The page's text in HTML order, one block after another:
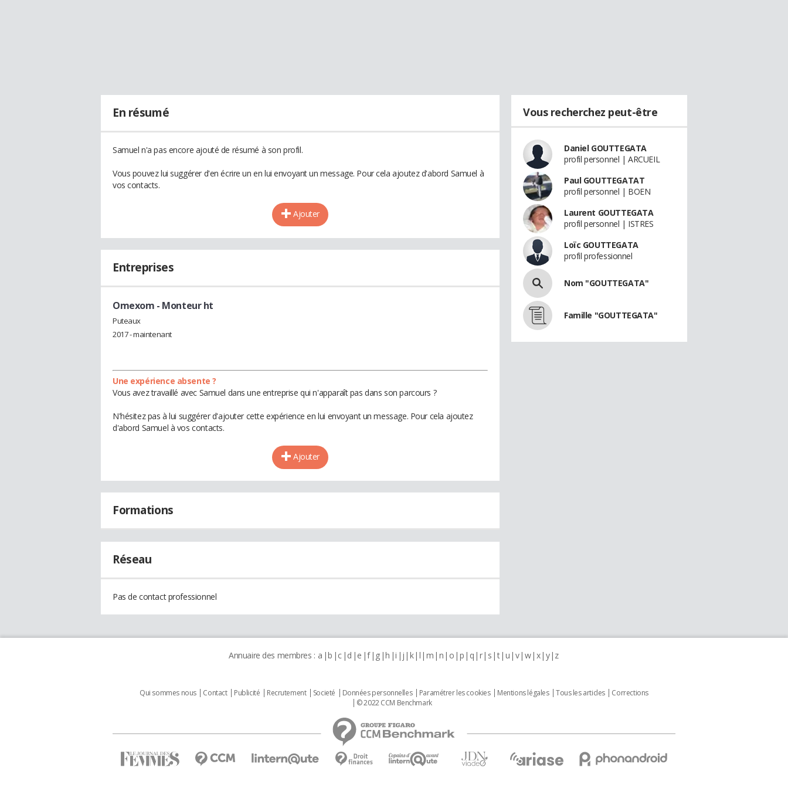
En résumé
Samuel n'a pas encore ajouté de résumé à son profil.
Vous pouvez lui suggérer d'en écrire un en lui envoyant un message. Pour cela ajoutez d'abord Samuel à
vos contacts.
Ajouter
Entreprises
Omexom - Monteur ht
Puteaux
2017 - maintenant
Une expérience absente ?
Vous avez travaillé avec Samuel dans une entreprise qui n'apparaît pas dans son parcours ?
N'hésitez pas à lui suggérer d'ajouter cette expérience en lui envoyant un message. Pour cela ajoutez
d'abord Samuel à vos contacts.
Ajouter
Formations
Réseau
Pas de contact professionnel
Vous recherchez peut-être
Daniel GOUTTEGATA
profil personnel | ARCUEIL
Paul GOUTTEGATAT
profil personnel | BOEN
Laurent GOUTTEGATA
profil personnel | ISTRES
Loïc GOUTTEGATA
profil professionnel
Nom "GOUTTEGATA"
Famille "GOUTTEGATA"
Annuaire des membres : a b c d e f g h i j k l m n o p q r s t u v w x y z
Qui sommes nous Contact Publicité Recrutement Societé Données personnelles Paramétrer les cookies Mentions légales Tous les articles
Corrections
© 2022 CCM Benchmark